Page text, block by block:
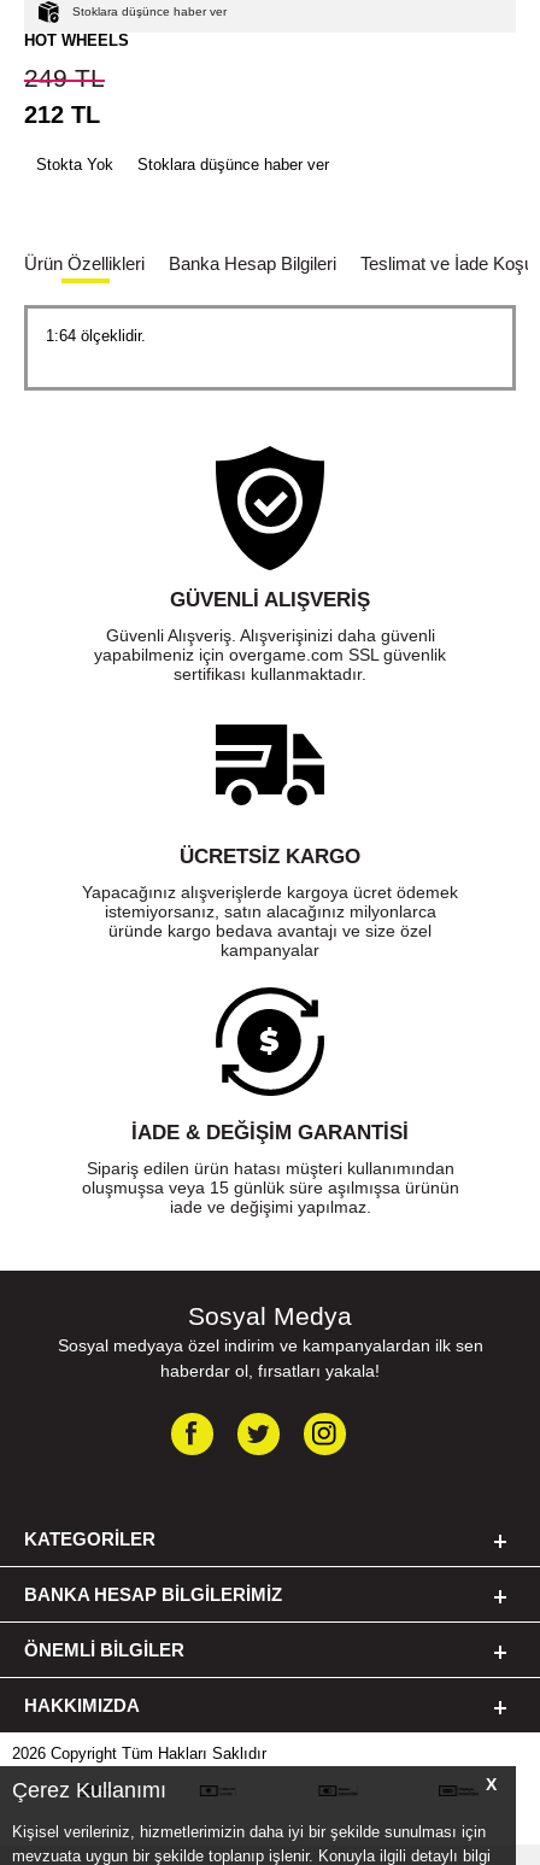
X
Çerez Kullanımı
Kişisel verileriniz, hizmetlerimizin daha iyi bir şekilde sunulması için
mevzuata uygun bir şekilde toplanıp işlenir. Konuyla ilgili detaylı bilgi
Stoklara düşünce haber ver
HOT WHEELS
249TL
212 TL
Stokta Yok Stoklara düşünce haber ver
Ürün Özellikleri Banka Hesap Bilgileri Teslimat ve İade
1:64 ölçeklidir.
GÜVENLI ALIŞVERIŞ
Güvenli Alışveriş. Alışverişinizi daha güvenli
yapabilmeniz için overgame.com SSL güvenlik
sertifikası kullanmaktadır.
ÜCRETSIZ KARGO
Yapacağınız alışverişlerde kargoya ücret ödemek
istemiyorsanız, satın alacağınız milyonlarca
üründe kargo bedava avantajı ve size özel
kampanyalar
İADE & DEĞİŞİM GARANTİSİ
Sipariş edilen ürün hatası müşteri kullanımından
oluşmuşsa veya 15 günlük süre aşılmışsa ürünün
iade ve değişimi yapılmaz.
Sosyal Medya
Sosyal medyaya özel indirim ve kampanyalardan ilk sen
haberdar ol, fırsatları yakala!
KATEGORILER
BANKA HESAP BILGILERIMIZ
ÖNEMLI BILGILER
HAKKIMIZDA
2026 Copyright Tüm Hakları Saklıdır